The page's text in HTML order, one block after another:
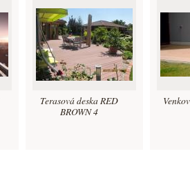
Terasová deska RED
BROWN 4